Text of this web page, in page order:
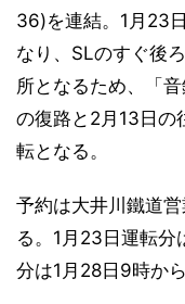
36)を連結。1月23
なり、SLのすぐ後
所となるため、「
の復路と2月13日の
転となる。
予約は大井川鐵道
る。1月23日運転分
分は1月28日9時か